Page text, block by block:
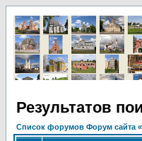
Результатов
Список форумов Форум сайта